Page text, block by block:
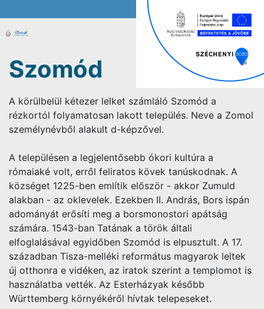
Szomód
A körülbelül kétezer lelket számláló Szomód a
rézkortól folyamatosan lakott település. Neve a Zomol
személynévből alakult d-képzővel.
A településen a legjelentősebb ókori kultúra a
rómaiaké volt, erről feliratos kövek tanúskodnak. A
községet 1225-ben említik először - akkor Zumuld
alakban - az oklevelek. Ezekben II. András, Bors ispán
adományát erősíti meg a borsmonostori apátság
számára. 1543-ban Tatának a török általi
elfoglalásával egyidőben Szomód is elpusztult. A 17.
században Tisza-melléki református magyarok leltek
új otthonra e vidéken, az iratok szerint a templomot is
használatba vették. Az Esterházyak később
Württemberg környékéről hívtak telepeseket.